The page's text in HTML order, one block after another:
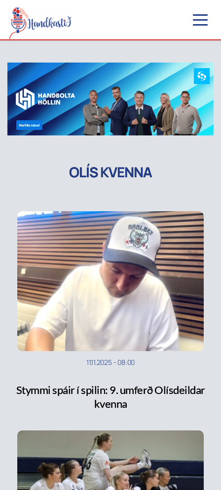
OLÍS KVENNA
11.11.2025- 08:00
Stymmi spáir í spilin: 9. umferð Olísdeildar
kvenna